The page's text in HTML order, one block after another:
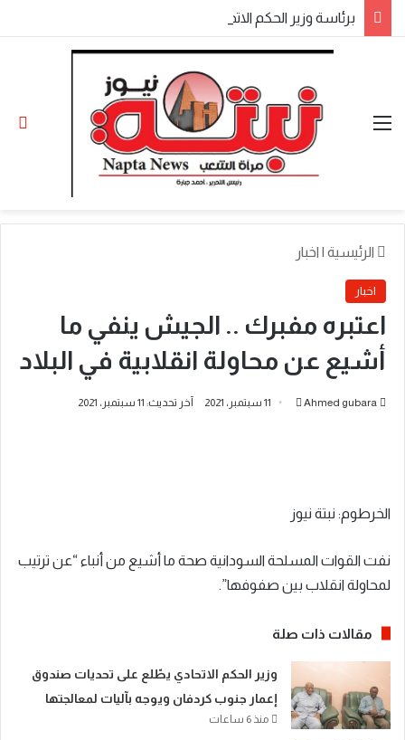
القائمة
الرئيسية | اخبار
اخبار
اعتبره مفبرك .. الجيش ينفي ما
أشيع عن محاولة انقلابية في البلاد
Ahmed gubara
أرسل 11 سبتمبر، 2021 آخر تحديث: 11 سبتمبر، 2021
الخرطوم: نبتة نيوز
نفت القوات المسلحة السودانية صحة ما أشيع من أنباء “عن ترتيب
لمحاولة انقلاب بين صفوفها”.
مقالات ذات صلة
​وزير الحكم الاتحادي يطّلع على تحديات صندوق
إعمار جنوب كردفان ويوجه بآليات لمعالجتها
منذ 6 ساعات